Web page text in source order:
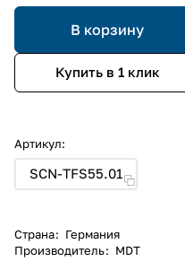
В корзину
Купить в 1 клик
Артикул:
SCN-TFS55.01
Страна: Германия
Производитель: MDT